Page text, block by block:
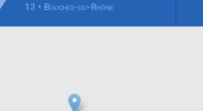
13 • Bouches-du-Rhône